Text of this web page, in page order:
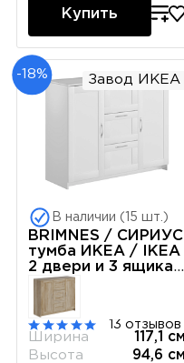
Купить
-18% Завод ИКЕА
В наличии (15 шт.)
BRIMNES / СИРИУС
тумба ИКЕА / IKEA
2 двери и 3 ящика
117х95 белая
13 отзывов
Ширина
117,1 см
Высота
94,6 см